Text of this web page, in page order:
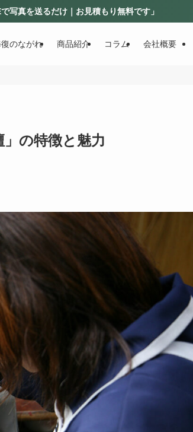
で写真を送るだけ｜お見積もり無料です」
のながれ 商品紹介 コラム 会社概要
の特徴と魅力